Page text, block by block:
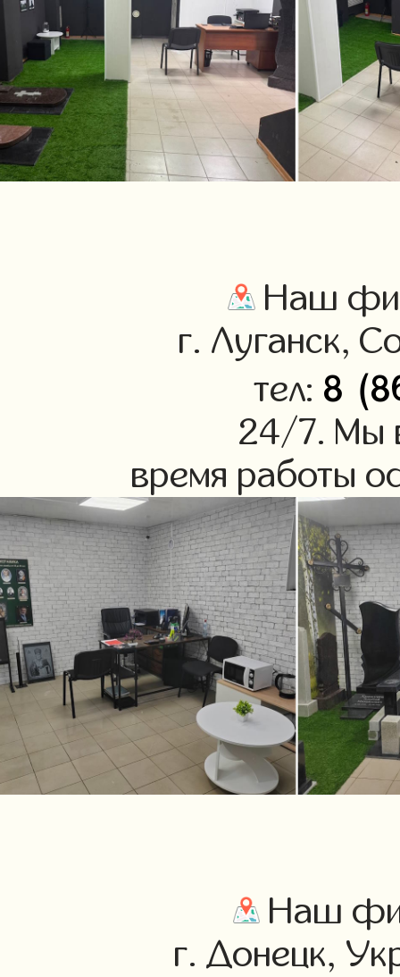
Наш
г. Луганск,
тел: 8
24/7. Мы
время работы
Наш
г. Донецк,